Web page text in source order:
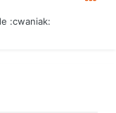
:cwaniak: